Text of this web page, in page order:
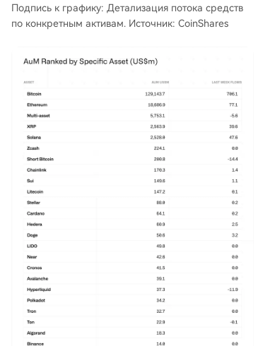
Подпись к графику: Детализация потока средств
по конкретным активам. Источник: CoinShares